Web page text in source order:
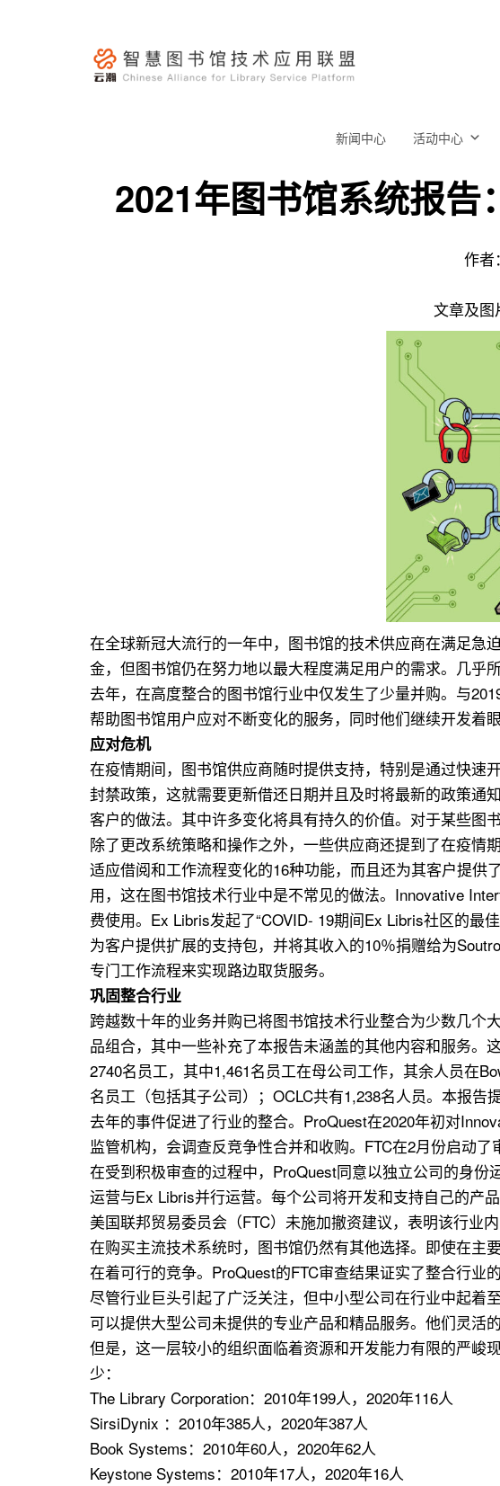
新闻中心 活动中心
2021年图书馆系统报
作者
文章及图
在全球新冠大流行的一年中，图书馆的技术供应商在满足急
金，但图书馆仍在努力地以最大程度满足用户的需求。几乎
去年，在高度整合的图书馆行业中仅发生了少量并购。与
帮助图书馆用户应对不断变化的服务，同时他们继续开发着
应对危机
在疫情期间，图书馆供应商随时提供支持，特别是通过快
封禁政策，这就需要更新借还日期并且及时将最新的政策通
客户的做法。其中许多变化将具有持久的价值。对于某些图
除了更改系统策略和操作之外，一些供应商还提到了在疫
适应借阅和工作流程变化的16种功能，而且还为其客户提
用，这在图书馆技术行业中是不常见的做法。Innovative
费使用。Ex Libris发起了“COVID- 19期间Ex Libris社区的最
为客户提供扩展的支持包，并将其收入的10％捐赠给为
专门工作流程来实现路边取货服务。
巩固整合行业
跨越数十年的业务并购已将图书馆技术行业整合为少数几个
品组合，其中一些补充了本报告未涵盖的其他内容和服务。
2740名员工，其中1,461名员工在母公司工作，其余人员在
名员工（包括其子公司）；OCLC共有1,238名人员。本报告
去年的事件促进了行业的整合。ProQuest在2020年初对
监管机构，会调查反竞争性合并和收购。FTC在2月份启动了
在受到积极审查的过程中，ProQuest同意以独立公司的身
运营与Ex Libris并行运营。每个公司将开发和支持自己的产
美国联邦贸易委员会（FTC）未施加撤资建议，表明该行业
在购买主流技术系统时，图书馆仍然有其他选择。即使在
在着可行的竞争。ProQuest的FTC审查结果证实了整合行业
尽管行业巨头引起了广泛关注，但中小型公司在行业中起着
可以提供大型公司未提供的专业产品和精品服务。他们灵活
但是，这一层较小的组织面临着资源和开发能力有限的严
少：
The Library Corporation：2010年199人，2020年116人
SirsiDynix ：2010年385人，2020年387人
Book Systems：2010年60人，2020年62人
Keystone Systems：2010年17人，2020年16人